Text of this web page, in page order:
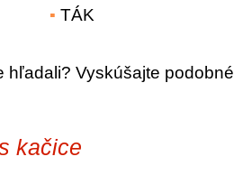
TÁK
hľadali? Vyskúšajte podobné
kačice